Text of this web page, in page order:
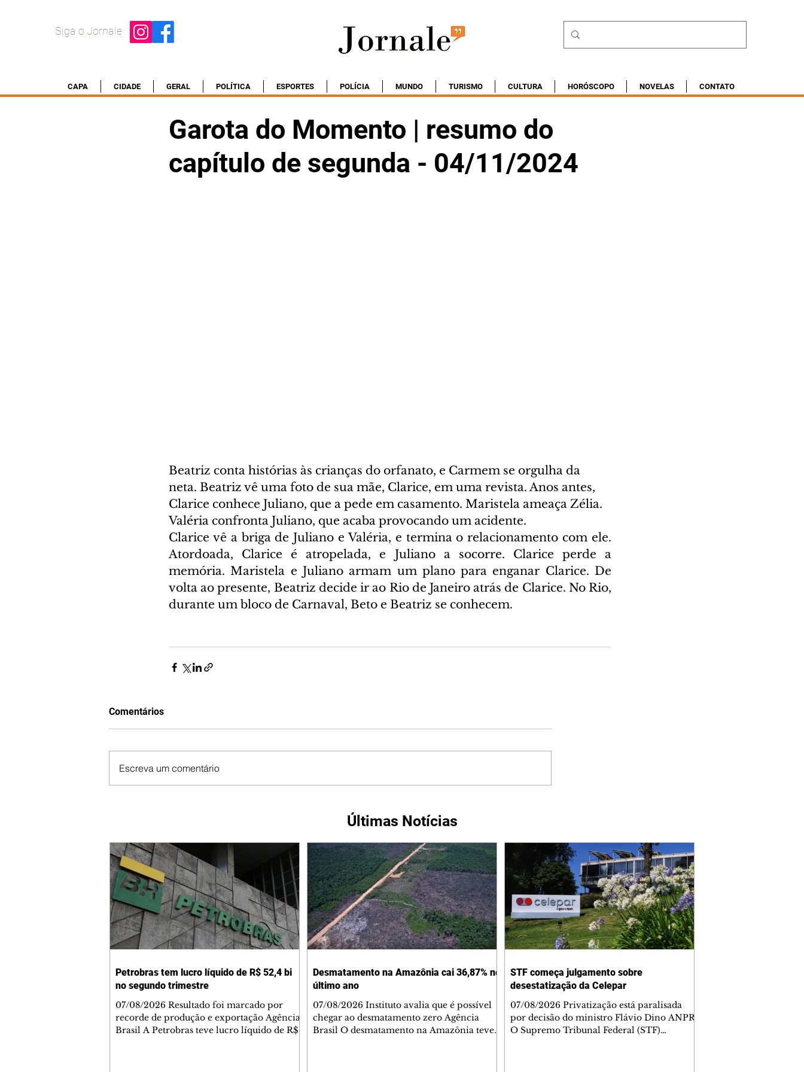
Siga o Jornale
CAPA CIDADE GERAL POLÍTICA ESPORTES POLÍCIA MUNDO TURISMO CULTURA HORÓSCOPO NOVELAS CONTATO
Garota do Momento | resumo do
capítulo de segunda - 04/11/2024
Beatriz conta histórias às crianças do orfanato, e Carmem se orgulha da
neta. Beatriz vê uma foto de sua mãe, Clarice, em uma revista. Anos antes,
Clarice conhece Juliano, que a pede em casamento. Maristela ameaça Zélia.
Valéria confronta Juliano, que acaba provocando um acidente.
Clarice vê a briga de Juliano e Valéria, e termina o relacionamento com ele.
Atordoada, Clarice é atropelada, e Juliano a socorre. Clarice perde a
memória. Maristela e Juliano armam um plano para enganar Clarice. De
volta ao presente, Beatriz decide ir ao Rio de Janeiro atrás de Clarice. No Rio,
durante um bloco de Carnaval, Beto e Beatriz se conhecem.
Comentários
Escreva um comentário
Últimas Notícias
Petrobras tem lucro líquido de R$ 52,4 bi
no segundo trimestre
07/08/2026 Resultado foi marcado por
recorde de produção e exportação Agência
Brasil A Petrobras teve lucro líquido de R$
Desmatamento na Amazônia cai 36,87% no
último ano
07/08/2026 Instituto avalia que é possível
chegar ao desmatamento zero Agência
Brasil O desmatamento na Amazônia teve
STF começa julgamento sobre
desestatização da Celepar
07/08/2026 Privatização está paralisada
por decisão do ministro Flávio Dino ANPR
O Supremo Tribunal Federal (STF)